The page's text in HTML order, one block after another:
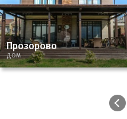
Прозорово
ДОМ